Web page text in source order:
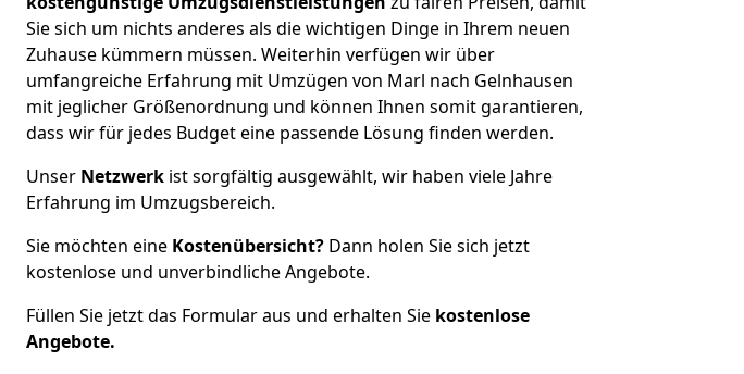
Sie sich um nichts anderes als die wichtigen Dinge in Ihrem neuen
Zuhause kümmern müssen. Weiterhin verfügen wir über
umfangreiche Erfahrung mit Umzügen von Marl nach Gelnhausen
mit jeglicher Größenordnung und können Ihnen somit garantieren,
dass wir für jedes Budget eine passende Lösung finden werden.
Unser Netzwerk ist sorgfältig ausgewählt, wir haben viele Jahre
Erfahrung im Umzugsbereich.
Sie möchten eine Kostenübersicht? Dann holen Sie sich jetzt
kostenlose und unverbindliche Angebote.
Füllen Sie jetzt das Formular aus und erhalten Sie kostenlose
Angebote.